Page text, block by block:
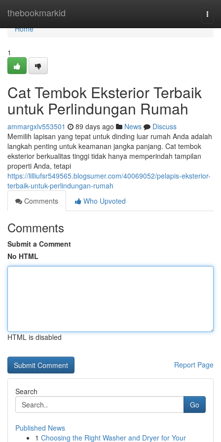
thebookmarkid
Home
Home
1
Cat Tembok Eksterior Terbaik
untuk Perlindungan Rumah
ammargxlv553501 89 days ago News
Discuss
Memilih lapisan yang tepat untuk dinding luar rumah Anda adalah
langkah penting untuk keamanan jangka panjang. Cat tembok
eksterior berkualitas tinggi tidak hanya memperindah tampilan
properti Anda, tetapi
https://lilliufsr549565.blogsumer.com/40069052/pelapis-eksterior-
terbaik-untuk-perlindungan-rumah
Comments
Who Upvoted
Comments
Submit a Comment
No HTML
HTML is disabled
Report Page
Search
Go
Published News
1 Choosing the Right Washer and Dryer for Your